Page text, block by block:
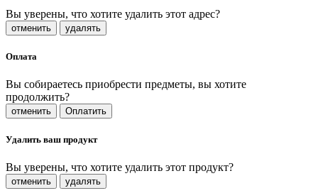
Вы уверены, что хотите удалить этот адрес?
отменить удалять
Оплата
Вы собираетесь приобрести предметы, вы хотите
продолжить?
отменить Оплатить
Удалить ваш продукт
Вы уверены, что хотите удалить этот продукт?
отменить удалять